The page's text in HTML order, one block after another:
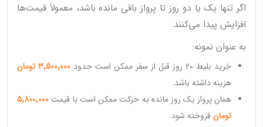
اگر تنها یک یا دو روز تا پرواز باقی مانده باشد، معمولاً قیمت‌ها
افزایش پیدا می‌کنند.
به عنوان نمونه:
خرید بلیط 20 روز قبل از سفر ممکن است حدود
3٬500٬000 تومان
هزینه داشته باشد.
همان پرواز یک روز مانده به حرکت ممکن است با قیمت5٬800٬000
تومانفروخته شود.